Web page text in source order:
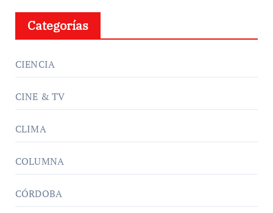
Categorías
CIENCIA
CINE & TV
CLIMA
COLUMNA
CÓRDOBA